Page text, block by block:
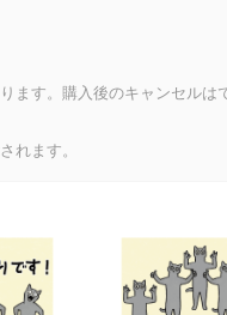
ます。購入後のキャンセルは
れます。